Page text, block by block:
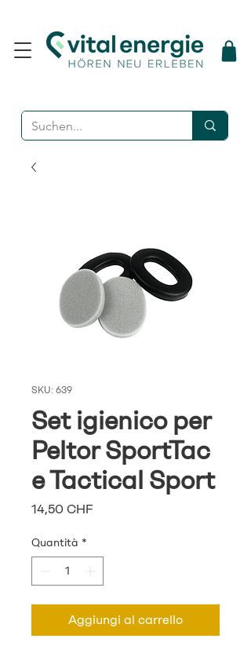
SKU: 639
Set igienico per
Peltor SportTac
e Tactical Sport
14,50 CHFPrezzo
Quantità *
Aggiungi al carrello